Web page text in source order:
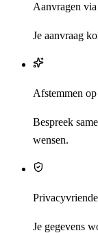
Aanvragen
Je aanvraag
Afstemmen
Bespreek
wensen.
Je gegevens